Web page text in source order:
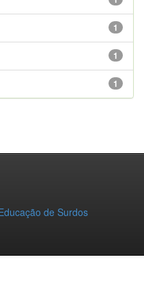
1
1
1
de Surdos